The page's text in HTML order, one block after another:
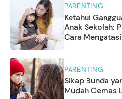
PARENTING
Ketahui
Anak Sekolah:
Cara
PARENTING
Sikap Bunda
Mudah Cemas